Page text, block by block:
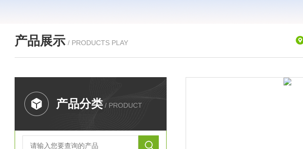
产品展示 / PRODUCTS PLAY
产品分类 / PRODUCT